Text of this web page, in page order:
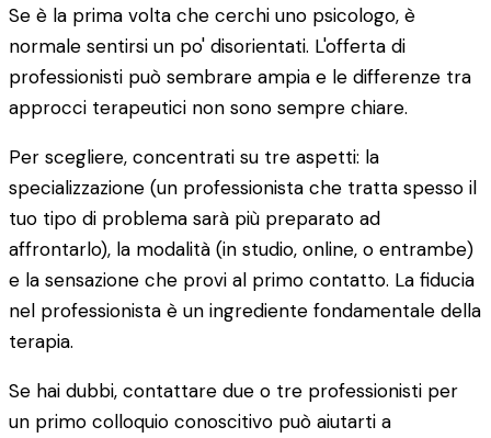
Se è la prima volta che cerchi uno psicologo, è
normale sentirsi un po' disorientati. L'offerta di
professionisti può sembrare ampia e le differenze tra
approcci terapeutici non sono sempre chiare.
Per scegliere, concentrati su tre aspetti: la
specializzazione (un professionista che tratta spesso il
tuo tipo di problema sarà più preparato ad
affrontarlo), la modalità (in studio, online, o entrambe)
e la sensazione che provi al primo contatto. La fiducia
nel professionista è un ingrediente fondamentale della
terapia.
Se hai dubbi, contattare due o tre professionisti per
un primo colloquio conoscitivo può aiutarti a